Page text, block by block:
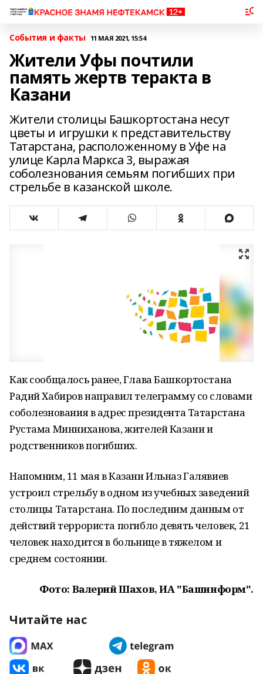
События и факты 11 МАЯ 2021, 15:54
Жители Уфы почтили
память жертв теракта в
Казани
Жители столицы Башкортостана несут
цветы и игрушки к представительству
Татарстана, расположенному в Уфе на
улице Карла Маркса 3, выражая
соболезнования семьям погибших при
стрельбе в казанской школе.
Как сообщалось ранее, Глава Башкортостана
Радий Хабиров направил телеграмму со словами
соболезнования в адрес президента Татарстана
Рустама Минниханова, жителей Казани и
родственников погибших.
Напомним, 11 мая в Казани Ильназ Галявиев
устроил стрельбу в одном из учебных заведений
столицы Татарстана. По последним данным от
действий террориста погибло девять человек, 21
человек находится в больнице в тяжелом и
среднем состоянии.
Фото: Валерий Шахов, ИА "Башинформ".
Читайте нас